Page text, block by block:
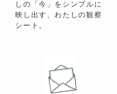
しの「今」をシンプルに
映し出す、わたしの観察
シート。